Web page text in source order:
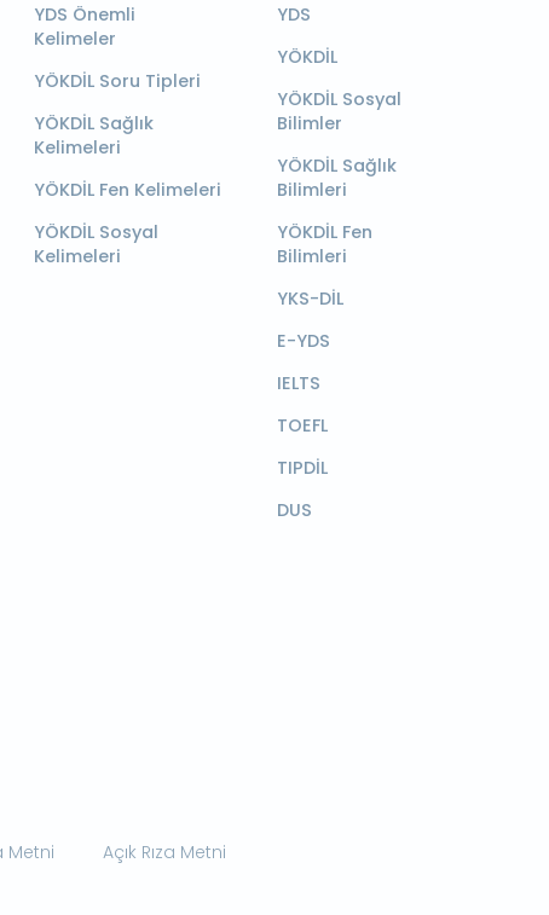
YDS Önemli
Kelimeler
YÖKDİL Soru Tipleri
YÖKDİL Sağlık
Kelimeleri
YÖKDİL Fen Kelimeleri
YÖKDİL Sosyal
Kelimeleri
YDS
YÖKDİL
YÖKDİL Sosyal
Bilimler
YÖKDİL Sağlık
Bilimleri
YÖKDİL Fen
Bilimleri
YKS-DİL
E-YDS
IELTS
TOEFL
TIPDİL
DUS
Metni Açık Rıza Metni